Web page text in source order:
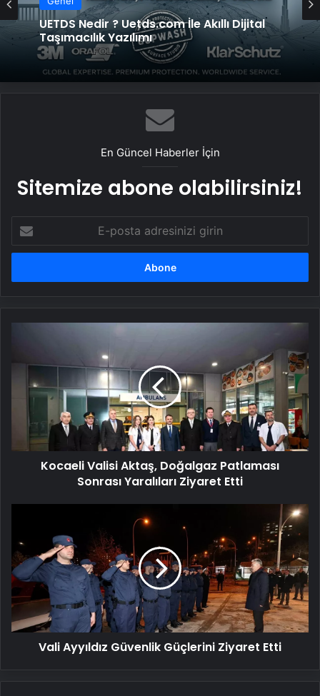
Genel
UETDS Nedir ? Uetds.com İle Akıllı Dijital
Taşımacılık Yazılımı
Genel
Datahost İle Güvenilir Sunucu Hizmetleri
En Güncel Haberler İçin
Sitemize abone olabilirsiniz!
posta
adresinizi
Patlaması
Sonrası
Yaralıları
Ziyaret
Etti
Kocaeli Valisi Aktaş, Doğalgaz Patlaması
Sonrası Yaralıları Ziyaret Etti
Güvenlik
Güçlerini
Ziyaret
Etti
Vali Ayyıldız Güvenlik Güçlerini Ziyaret Etti